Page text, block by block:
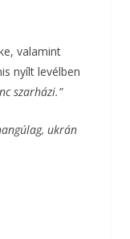
valamint
nyílt levélben
szarházi.”
ukrán